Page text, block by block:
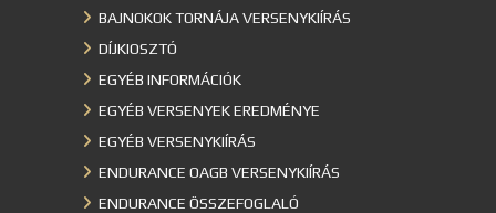
BAJNOKOK TORNÁJA VERSENYKIÍRÁS
DÍJKIOSZTÓ
EGYÉB INFORMÁCIÓK
EGYÉB VERSENYEK EREDMÉNYE
EGYÉB VERSENYKIÍRÁS
ENDURANCE OAGB VERSENYKIÍRÁS
ENDURANCE ÖSSZEFOGLALÓ